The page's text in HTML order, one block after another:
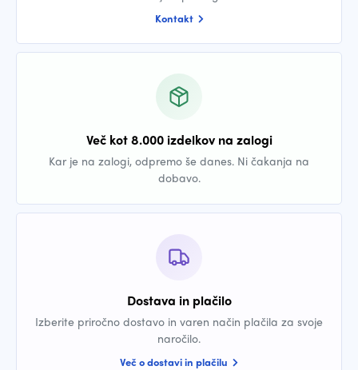
Kontakt
Več kot 8.000 izdelkov na zalogi
Kar je na zalogi, odpremo še danes. Ni čakanja na
dobavo.
Dostava in plačilo
Izberite priročno dostavo in varen način plačila za svoje
naročilo.
Več o dostavi in plačilu